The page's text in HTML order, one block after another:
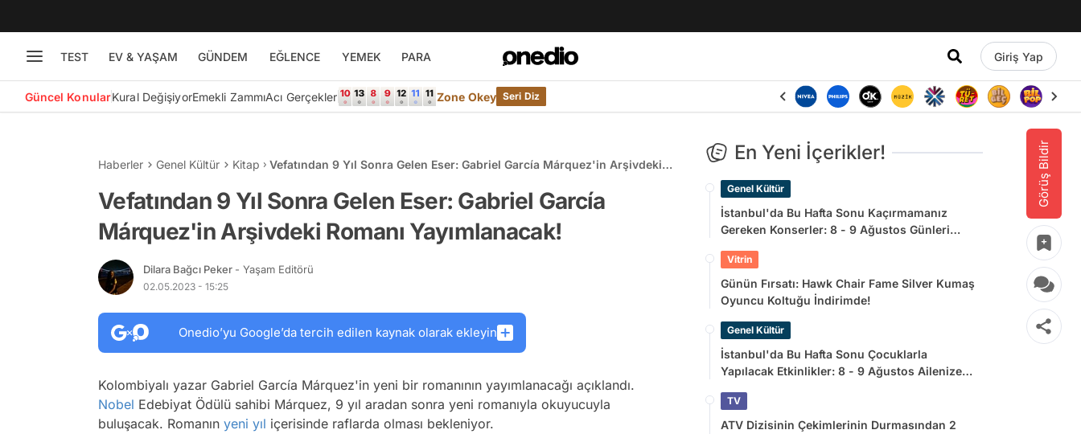
TEST EV & YAŞAM GÜNDEM EĞLENCE YEMEK PARA Giriş Yap
Güncel KonularKural DeğişiyorEmekli ZammıAcı Gerçekler Zone Okey Seri Diz
Görüş Bildir
Haberler Genel Kültür Kitap
Vefatından 9 Yıl Sonra Gelen Eser: Gabriel García Márquez'in Arşivdeki
Vefatından 9 Yıl Sonra Gelen Eser: Gabriel García
Márquez'in Arşivdeki Romanı Yayımlanacak!
Dilara Bağcı Peker - Yaşam Editörü
02.05.2023 - 15:25
Onedio’yu Google’da tercih edilen kaynak olarak ekleyin
Kolombiyalı yazar Gabriel García Márquez'in yeni bir romanının yayımlanacağı açıklandı.
Nobel Edebiyat Ödülü sahibi Márquez, 9 yıl aradan sonra yeni romanıyla okuyucuyla
buluşacak. Romanın yeni yıl içerisinde raflarda olması bekleniyor.
En Yeni İçerikler!
Genel Kültür
İstanbul'da Bu Hafta Sonu Kaçırmamanız
Gereken Konserler: 8 - 9 Ağustos Günleri
Vitrin
Günün Fırsatı: Hawk Chair Fame Silver Kumaş
Oyuncu Koltuğu İndirimde!
Genel Kültür
İstanbul'da Bu Hafta Sonu Çocuklarla
Yapılacak Etkinlikler: 8 - 9 Ağustos Ailenize
TV
ATV Dizisinin Çekimlerinin Durmasından 2